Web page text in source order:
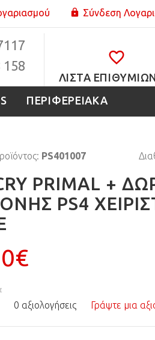
Σύνδεση
ΛΊΣΤΑ
158
ΠΕΡΙΦΕΡΕΙΑΚΑ
PS401007
PRIMAL +
PS4
0 αξιολογήσεις Γράψτε μια